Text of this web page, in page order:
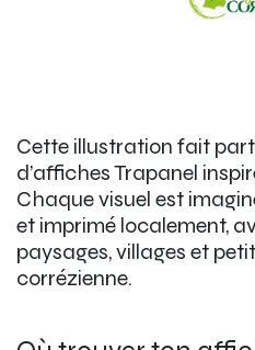
Cette illustration fait
d’affiches Trapanel
Chaque visuel est
et imprimé localement,
paysages, villages et
corrézienne.